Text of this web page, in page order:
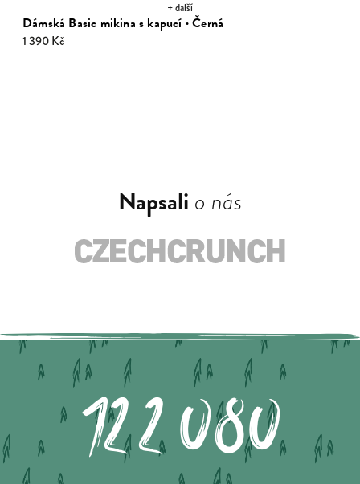
Dámská Basic mikina s kapucí · Černá
1 390 Kč
+ další
Napsali o nás
122.080